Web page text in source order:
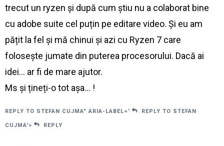
trecut un ryzen și după cum știu nu a colaborat bine
cu adobe suite cel puțin pe editare video. Și eu am
pățit la fel și mă chinui și azi cu Ryzen 7 care
folosește jumate din puterea procesorului. Dacă ai
idei… ar fi de mare ajutor.
Ms și țineți-o tot așa… !
REPLY TO STEFAN CUJMA" ARIA-LABEL=' REPLY TO STEFAN
CUJMA'> REPLY